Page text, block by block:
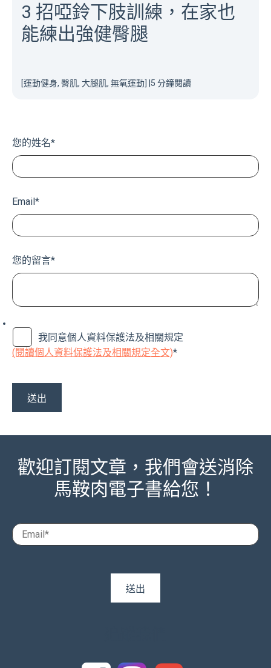
3 招啞鈴下肢訓練，在家也
能練出強健臀腿
[運動健身, 臀肌, 大腿肌, 無氧運動] 5 分鐘閱讀
您的姓名*
Email*
您的留言*
我同意個人資料保護法及相關規定
(閱讀個人資料保護法及相關規定全文)*
歡迎訂閱文章，我們會送消除
馬鞍肉電子書給您！